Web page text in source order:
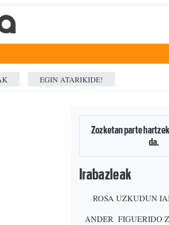
EGIN ATARIKIDE!
Zozketan parte
da.
Irabazleak
ROSA UZKUDUN
ANDER FIGUERIDO